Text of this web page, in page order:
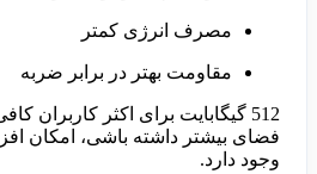
مصرف انرژی کمتر
مقاومت بهتر در برابر ضربه
512 گیگابایت برای اکثر کاربران
فضای بیشتر داشته باشی، امکان
وجود دارد.